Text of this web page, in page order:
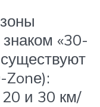
«30-
Zonе):
20 и 30 км/